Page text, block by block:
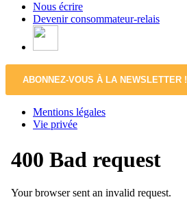
Nous écrire
Devenir consommateur-relais
ABONNEZ-VOUS À LA NEWSLETTER !
Mentions légales
Vie privée